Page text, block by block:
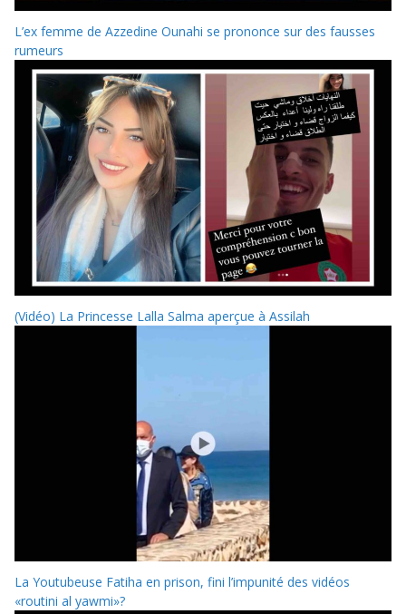
L’ex femme de Azzedine Ounahi se prononce sur des fausses
rumeurs
(Vidéo) La Princesse Lalla Salma aperçue à Assilah
La Youtubeuse Fatiha en prison, fini l’impunité des vidéos
«routini al yawmi»?